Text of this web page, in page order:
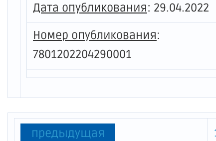
Дата опубликования: 29.04.2022
Номер опубликования:
7801202204290001
предыдущая